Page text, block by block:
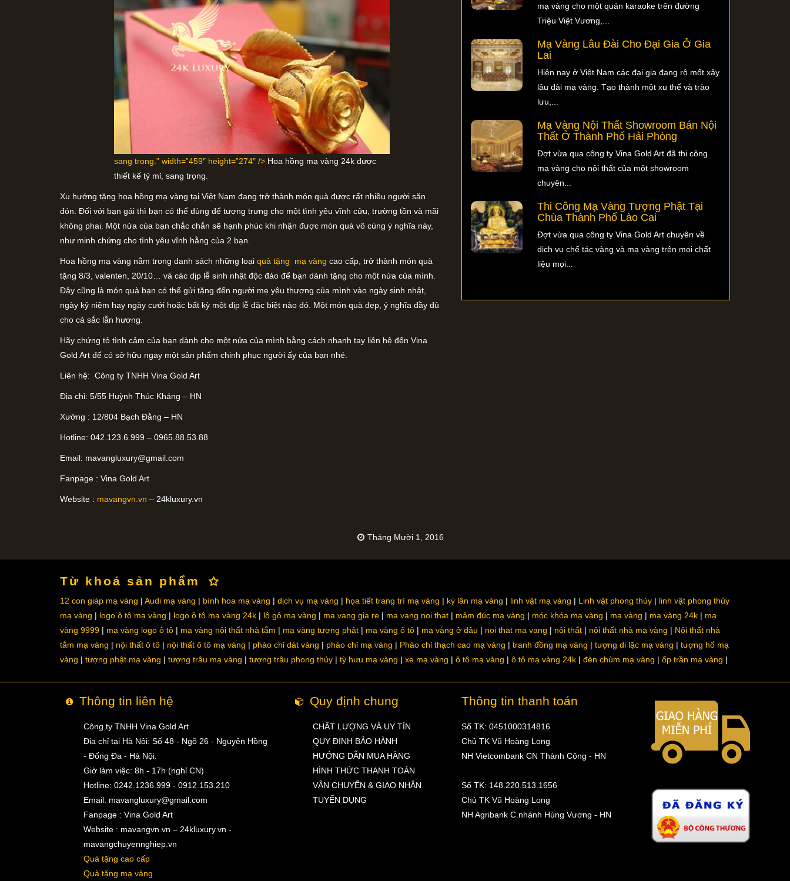
sang trọng.” width=”459″ height=”274″ /> Hoa hồng mạ vàng 24k được
thiết kế tỷ mỉ, sang trọng.
Xu hướng tặng hoa hồng mạ vàng tại Việt Nam đang trở thành món quà được rất nhiều người săn
đón. Đối với bạn gái thì bạn có thể dùng để tượng trưng cho một tình yêu vĩnh cửu, trường tồn và mãi
không phai. Một nửa của bạn chắc chắn sẽ hạnh phúc khi nhận được món quà vô cùng ý nghĩa này,
như minh chứng cho tình yêu vĩnh hằng của 2 bạn.
Hoa hồng mạ vàng nằm trong danh sách những loại quà tặng mạ vàng cao cấp, trở thành món quà
tặng 8/3, valenten, 20/10… và các dịp lễ sinh nhật độc đáo để bạn dành tặng cho một nửa của mình.
Đây cũng là món quà bạn có thể gửi tặng đến người mẹ yêu thương của mình vào ngày sinh nhật,
ngày kỷ niệm hay ngày cưới hoặc bất kỳ một dịp lễ đặc biệt nào đó. Một món quà đẹp, ý nghĩa đầy đủ
cho cả sắc lẫn hương.
Hãy chứng tỏ tình cảm của bạn dành cho một nửa của mình bằng cách nhanh tay liên hệ đến Vina
Gold Art để có sở hữu ngay một sản phẩm chinh phục người ấy của bạn nhé.
Liên hệ: Công ty TNHH Vina Gold Art
Địa chỉ: 5/55 Huỳnh Thúc Kháng – HN
Xưởng : 12/804 Bạch Đằng – HN
Hotline: 042.123.6.999 – 0965.88.53.88
Email: mavangluxury@gmail.com
Fanpage : Vina Gold Art
Website : mavangvn.vn – 24kluxury.vn
Tháng Mười 1, 2016
mạ vàng cho một quán karaoke trên đường
Triệu Việt Vương,...
Mạ Vàng Lâu Đài Cho Đại Gia Ở Gia
Lai
Hiện nay ở Việt Nam các đại gia đang rộ mốt xây
lâu đài mạ vàng. Tạo thành một xu thế và trào
lưu,...
Mạ Vàng Nội Thất Showroom Bán Nội
Thất Ở Thành Phố Hải Phòng
Đợt vừa qua công ty Vina Gold Art đã thi công
mạ vàng cho nội thất của một showroom
chuyên...
Thi Công Mạ Vàng Tượng Phật Tại
Chùa Thành Phố Lào Cai
Đợt vừa qua công ty Vina Gold Art chuyên về
dịch vụ chế tác vàng và mạ vàng trên mọi chất
liệu mọi...
Từ khoá sản phẩm
12 con giáp mạ vàng Audi mạ vàng bình hoa mạ vàng dịch vụ mạ vàng họa tiết trang trí mạ vàng kỳ lân mạ vàng linh vật mạ vàng Linh vật phong thủy
linh vật phong thủy
mạ vàng
logo ô tô mạ vàng logo ô tô mạ vàng 24k lô gô mạ vàng ma vang gia re ma vang noi that mâm đúc mạ vàng móc khóa mạ vàng mạ vàng mạ vàng 24k
mạ
vàng 9999
mạ vàng logo ô tô mạ vàng nội thất nhà tắm mạ vàng tượng phật mạ vàng ô tô mạ vàng ở đâu noi that ma vang nội thất nội thất nhà mạ vàng
Nội thất nhà
tắm mạ vàng
nội thất ô tô nội thất ô tô mạ vàng phào chỉ dát vàng phào chỉ mạ vàng Phào chỉ thạch cao mạ vàng tranh đồng mạ vàng tượng di lặc mạ vàng
tượng hổ mạ
vàng
tượng phật mạ vàng tượng trâu mạ vàng tượng trâu phong thủy tỳ hưu mạ vàng xe mạ vàng ô tô mạ vàng ô tô mạ vàng 24k đèn chùm mạ vàng ốp trần mạ vàng
Thông tin liên hệ
Công ty TNHH Vina Gold Art
Địa chỉ tại Hà Nội: Số 48 - Ngõ 26 - Nguyên Hồng
- Đống Đa - Hà Nội.
Giờ làm việc: 8h - 17h (nghỉ CN)
Hotline: 0242.1236.999 - 0912.153.210
Email: mavangluxury@gmail.com
Fanpage : Vina Gold Art
Website : mavangvn.vn – 24kluxury.vn -
mavangchuyennghiep.vn
Quà tặng cao cấp
Quà tặng mạ vàng
Quy định chung
CHẤT LƯỢNG VÀ UY TÍN
QUY ĐỊNH BẢO HÀNH
HƯỚNG DẪN MUA HÀNG
HÌNH THỨC THANH TOÁN
VẬN CHUYỂN & GIAO NHẬN
TUYỂN DỤNG
Thông tin thanh toán
Số TK: 0451000314816
Chủ TK Vũ Hoàng Long
NH Vietcombank CN Thành Công - HN
Số TK: 148.220.513.1656
Chủ TK Vũ Hoàng Long
NH Agribank C.nhánh Hùng Vương - HN